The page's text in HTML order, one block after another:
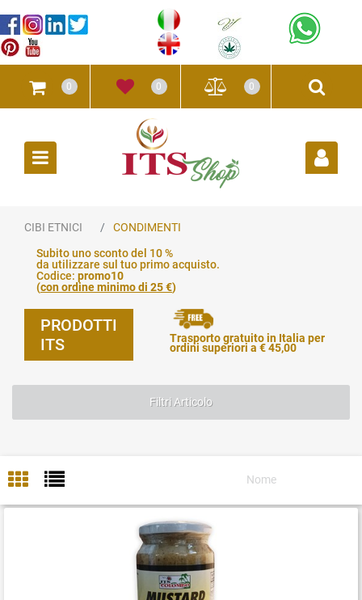
0 0 0
CIBI ETNICI CONDIMENTI
Subito uno sconto del 10 %
da utilizzare sul tuo primo acquisto.
Codice: promo10
(con ordine minimo di 25 €)
PRODOTTI
ITS
Trasporto gratuito in Italia per
ordini superiori a € 45,00
Filtri Articolo